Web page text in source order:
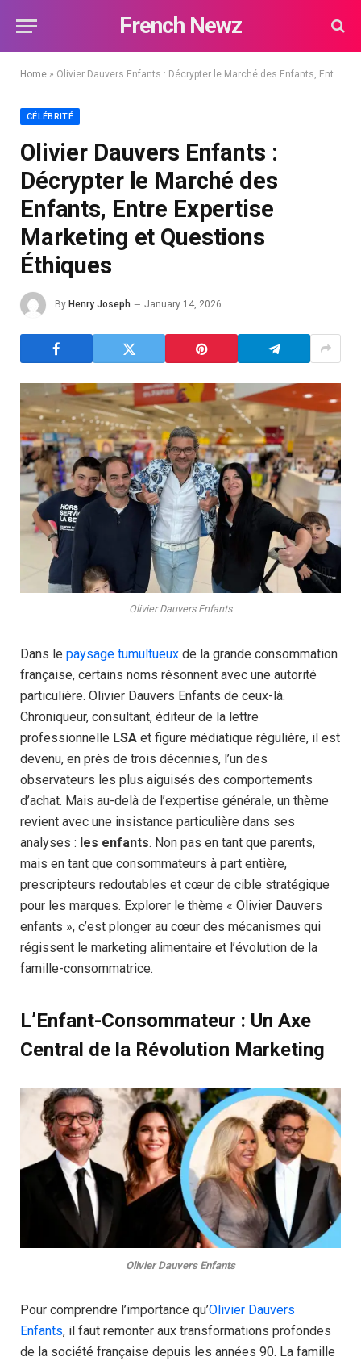
French Newz
Home » Olivier Dauvers Enfants : Décrypter le Marché des Enfants, Entre Expertise Marketing et Questions Éthiques
CÉLÉBRITÉ
Olivier Dauvers Enfants :
Décrypter le Marché des
Enfants, Entre Expertise
Marketing et Questions
Éthiques
By Henry Joseph January 14, 2026
Olivier Dauvers Enfants
Dans le paysage tumultueux de la grande consommation
française, certains noms résonnent avec une autorité
particulière. Olivier Dauvers Enfants de ceux-là.
Chroniqueur, consultant, éditeur de la lettre
professionnelle LSA et figure médiatique régulière, il est
devenu, en près de trois décennies, l’un des
observateurs les plus aiguisés des comportements
d’achat. Mais au-delà de l’expertise générale, un thème
revient avec une insistance particulière dans ses
analyses : les enfants. Non pas en tant que parents,
mais en tant que consommateurs à part entière,
prescripteurs redoutables et cœur de cible stratégique
pour les marques. Explorer le thème « Olivier Dauvers
enfants », c’est plonger au cœur des mécanismes qui
régissent le marketing alimentaire et l’évolution de la
famille-consommatrice.
L’Enfant-Consommateur : Un Axe
Central de la Révolution Marketing
Olivier Dauvers Enfants
Pour comprendre l’importance qu’Olivier Dauvers
Enfants, il faut remonter aux transformations profondes
de la société française depuis les années 90. La famille